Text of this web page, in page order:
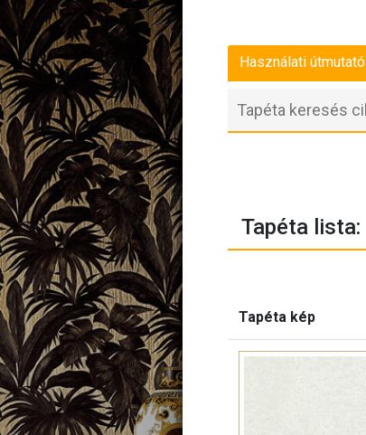
Használati útmutató
Tapéta lista:
Tapéta kép